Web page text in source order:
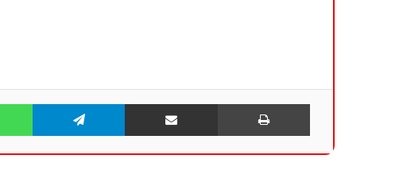
WhatsApp Telegram Share via Email Print